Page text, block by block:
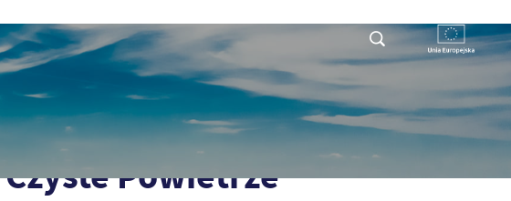
DLA TURYSTY DLA PRZEDSIĘBIORCY KONTAKT
gazowy w programie Czyste Powietrze
Powietrze